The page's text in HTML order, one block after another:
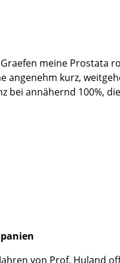
meine
angenehm kurz,
bei annähernd 100%,
lassen mich auf
Operation,
Arbeit geleistet
von Prof. Huland